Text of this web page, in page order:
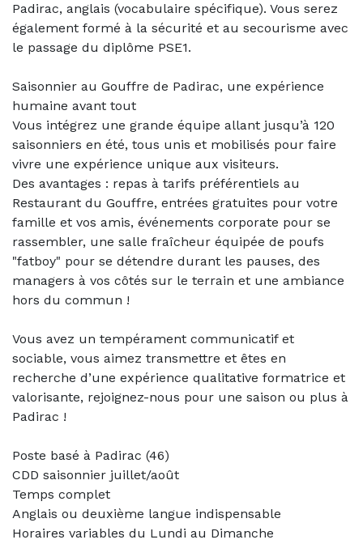
Padirac, anglais (vocabulaire spécifique). Vous serez
également formé à la sécurité et au secourisme avec
le passage du diplôme PSE1.
Saisonnier au Gouffre de Padirac, une expérience
humaine avant tout
Vous intégrez une grande équipe allant jusqu’à 120
saisonniers en été, tous unis et mobilisés pour faire
vivre une expérience unique aux visiteurs.
Des avantages : repas à tarifs préférentiels au
Restaurant du Gouffre, entrées gratuites pour votre
famille et vos amis, événements corporate pour se
rassembler, une salle fraîcheur équipée de poufs
"fatboy" pour se détendre durant les pauses, des
managers à vos côtés sur le terrain et une ambiance
hors du commun !
Vous avez un tempérament communicatif et
sociable, vous aimez transmettre et êtes en
recherche d’une expérience qualitative formatrice et
valorisante, rejoignez-nous pour une saison ou plus à
Padirac !
Poste basé à Padirac (46)
CDD saisonnier juillet/août
Temps complet
Anglais ou deuxième langue indispensable
Horaires variables du Lundi au Dimanche